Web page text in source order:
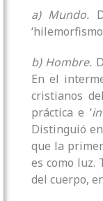
a) Mundo.
b) Hombre.
En el
cristianos
práctica e ‘
Distinguió
que la
es como luz.
del cuerpo,